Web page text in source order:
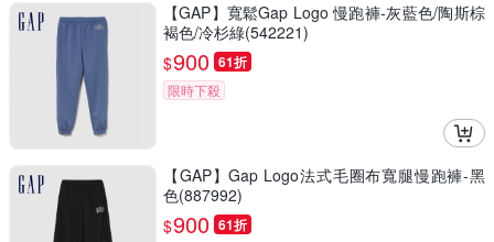
【GAP】寬鬆Gap Logo 慢跑褲-灰藍色/陶斯棕
褐色/冷杉綠(542221)
$900 61折
限時下殺
【GAP】Gap Logo法式毛圈布寬腿慢跑褲-黑
色(887992)
$900 61折